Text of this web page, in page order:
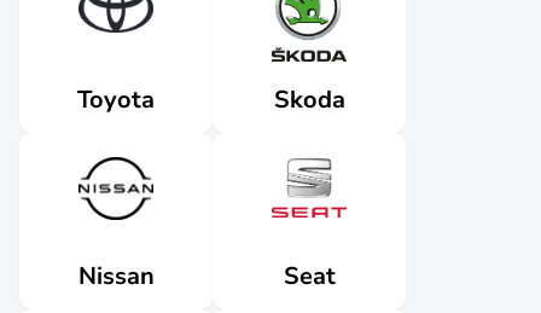
Toyota Skoda
Nissan Seat